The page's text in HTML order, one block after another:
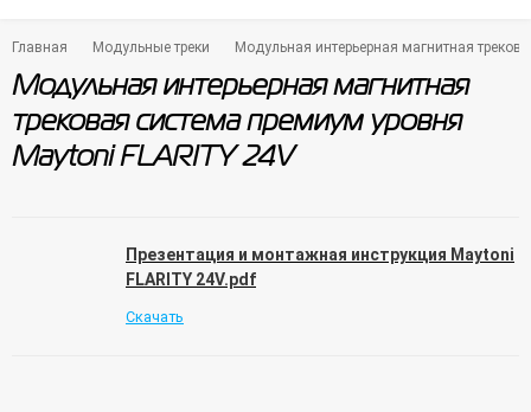
Главная Модульные треки Модульная интерьерная магнитная
Модульная интерьерная магнитная
трековая система премиум уровня
Maytoni FLARITY 24V
Презентация и монтажная инструкция Maytoni
FLARITY 24V.pdf
Скачать